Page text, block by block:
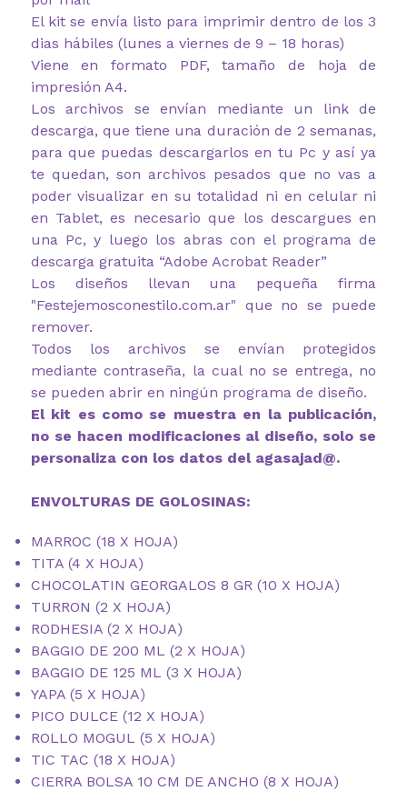
El kit se envía listo para imprimir dentro de los 3
dias hábiles (lunes a viernes de 9 – 18 horas)
Viene en formato PDF, tamaño de hoja de
impresión A4.
Los archivos se envían mediante un link de
descarga, que tiene una duración de 2 semanas,
para que puedas descargarlos en tu Pc y así ya
te quedan, son archivos pesados que no vas a
poder visualizar en su totalidad ni en celular ni
en Tablet, es necesario que los descargues en
una Pc, y luego los abras con el programa de
descarga gratuita “Adobe Acrobat Reader”
Los diseños llevan una pequeña firma
"Festejemosconestilo.com.ar" que no se puede
remover.
Todos los archivos se envían protegidos
mediante contraseña, la cual no se entrega, no
se pueden abrir en ningún programa de diseño.
El kit es como se muestra en la publicación,
no se hacen modificaciones al diseño, solo se
personaliza con los datos del agasajad@.
ENVOLTURAS DE GOLOSINAS:
MARROC (18 X HOJA)
TITA (4 X HOJA)
CHOCOLATIN GEORGALOS 8 GR (10 X HOJA)
TURRON (2 X HOJA)
RODHESIA (2 X HOJA)
BAGGIO DE 200 ML (2 X HOJA)
BAGGIO DE 125 ML (3 X HOJA)
YAPA (5 X HOJA)
PICO DULCE (12 X HOJA)
ROLLO MOGUL (5 X HOJA)
TIC TAC (18 X HOJA)
CIERRA BOLSA 10 CM DE ANCHO (8 X HOJA)